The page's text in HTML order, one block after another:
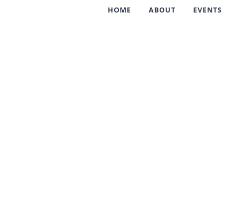
HOME ABOUT EVENTS